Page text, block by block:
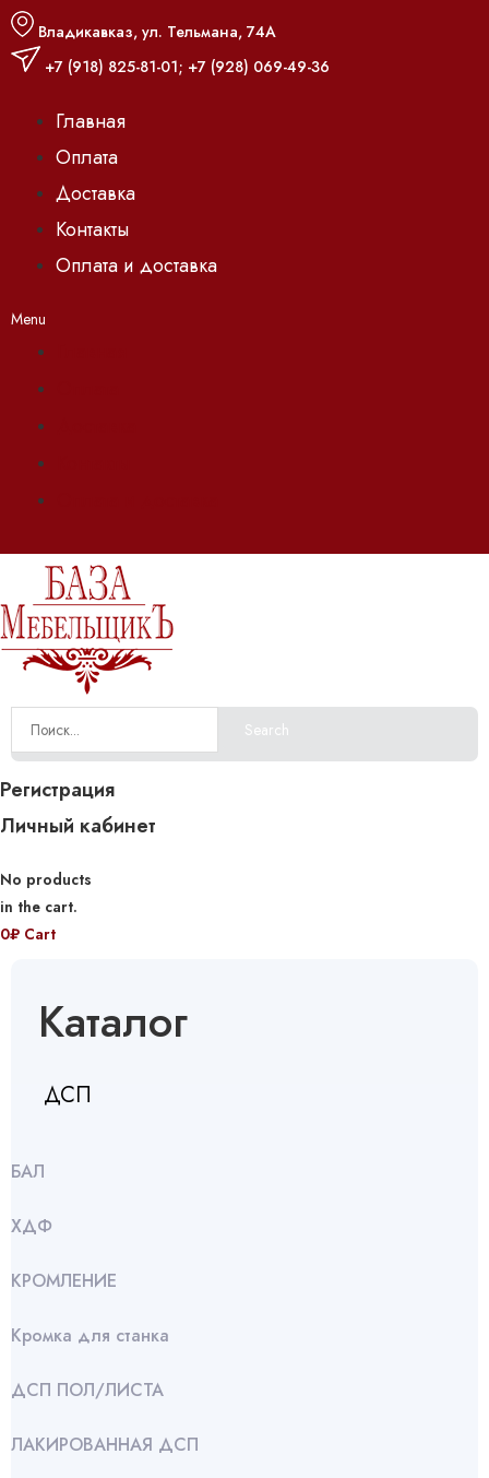
Владикавказ, ул. Тельмана, 74А
+7 (918) 825-81-01; +7 (928) 069-49-36
Главная
Оплата
Доставка
Контакты
Оплата и доставка
Menu
Search
Регистрация
Личный кабинет
No products
in the cart.
0₽ Cart
Каталог
ДСП
БАЛ
ХДФ
КРОМЛЕНИЕ
Кромка для станка
ДСП ПОЛ/ЛИСТА
ЛАКИРОВАННАЯ ДСП